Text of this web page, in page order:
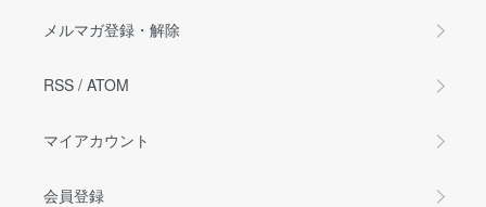
メルマガ登録・解除
RSS / ATOM
マイアカウント
会員登録